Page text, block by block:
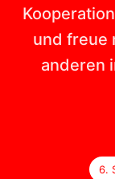
und freue
anderen
6.